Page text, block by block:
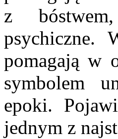
z
psychiczne.
pomagają w
symbolem
epoki.
jednym z